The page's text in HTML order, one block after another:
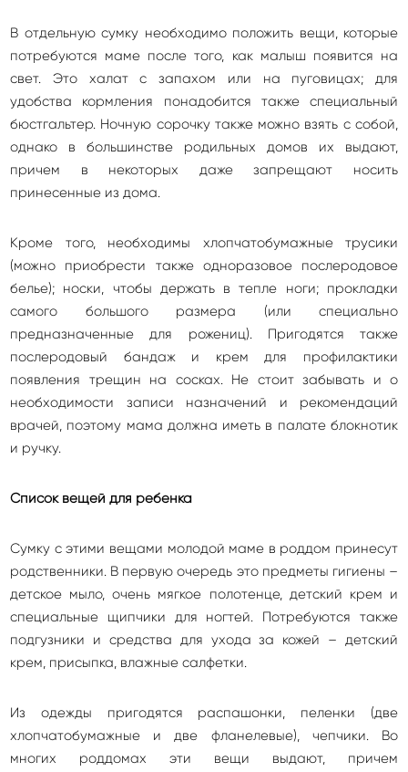
В отдельную сумку необходимо положить вещи, которые
потребуются маме после того, как малыш появится на
свет. Это халат с запахом или на пуговицах; для
удобства кормления понадобится также специальный
бюстгальтер. Ночную сорочку также можно взять с собой,
однако в большинстве родильных домов их выдают,
причем в некоторых даже запрещают носить
принесенные из дома.
Кроме того, необходимы хлопчатобумажные трусики
(можно приобрести также одноразовое послеродовое
белье); носки, чтобы держать в тепле ноги; прокладки
самого большого размера (или специально
предназначенные для рожениц). Пригодятся также
послеродовый бандаж и крем для профилактики
появления трещин на сосках. Не стоит забывать и о
необходимости записи назначений и рекомендаций
врачей, поэтому мама должна иметь в палате блокнотик
и ручку.
Список вещей для ребенка
Сумку с этими вещами молодой маме в роддом принесут
родственники. В первую очередь это предметы гигиены –
детское мыло, очень мягкое полотенце, детский крем и
специальные щипчики для ногтей. Потребуются также
подгузники и средства для ухода за кожей – детский
крем, присыпка, влажные салфетки.
Из одежды пригодятся распашонки, пеленки (две
хлопчатобумажные и две фланелевые), чепчики. Во
многих роддомах эти вещи выдают, причем